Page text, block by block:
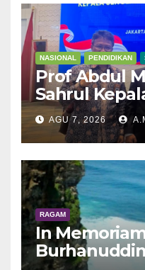
NASIONAL PENDIDIKAN
Prof Abdul
Sahrul
AGU 7, 2026
RAGAM
In